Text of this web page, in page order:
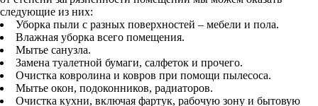
следующие из них:
Уборка пыли с разных поверхностей – мебели и пола.
Влажная уборка всего помещения.
Мытье санузла.
Замена туалетной бумаги, салфеток и прочего.
Очистка ковролина и ковров при помощи пылесоса.
Мытье окон, подоконников, радиаторов.
Очистка кухни, включая фартук, рабочую зону и бытовую